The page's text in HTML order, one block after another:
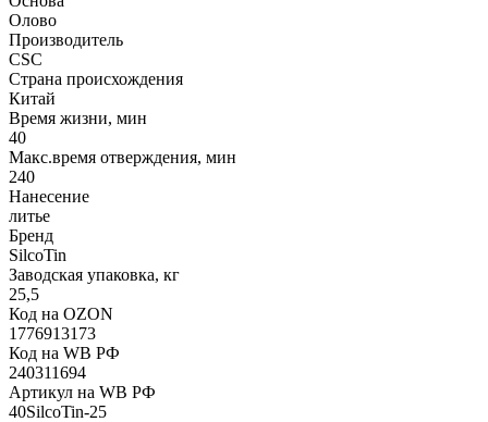
Олово
Производитель
CSC
Страна происхождения
Китай
Время жизни, мин
40
Макс.время отверждения, мин
240
Нанесение
литье
Бренд
SilcoTin
Заводская упаковка, кг
25,5
Код на OZON
1776913173
Код на WB РФ
240311694
Артикул на WB РФ
40SilcoTin-25